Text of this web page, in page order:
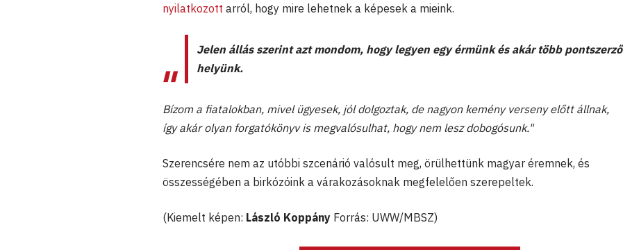
nyilatkozott arról, hogy mire lehetnek a képesek a mieink.
Jelen állás szerint azt mondom, hogy legyen egy érmünk és akár több pontszerző
helyünk.
Bízom a fiatalokban, mivel ügyesek, jól dolgoztak, de nagyon kemény verseny előtt állnak,
így akár olyan forgatókönyv is megvalósulhat, hogy nem lesz dobogósunk."
Szerencsére nem az utóbbi szcenárió valósult meg, örülhettünk magyar éremnek, és
összességében a birkózóink a várakozásoknak megfelelően szerepeltek.
(Kiemelt képen: László Koppány Forrás: UWW/MBSZ)